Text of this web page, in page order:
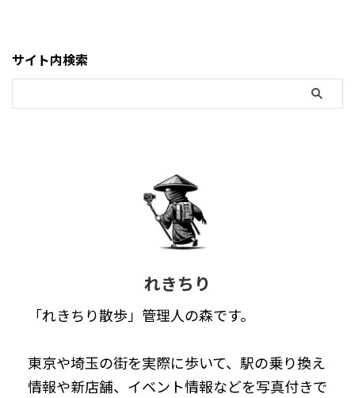
サイト内検索
れきちり
「れきちり散歩」管理人の森です。
東京や埼玉の街を実際に歩いて、駅の乗り換え
情報や新店舗、イベント情報などを写真付きで